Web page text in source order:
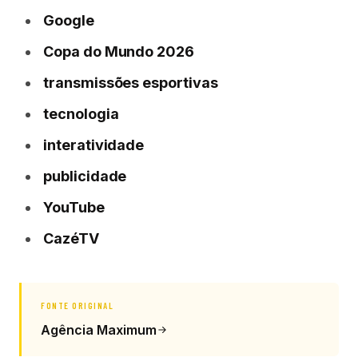
Google
Copa do Mundo 2026
transmissões esportivas
tecnologia
interatividade
publicidade
YouTube
CazéTV
FONTE ORIGINAL
Agência Maximum